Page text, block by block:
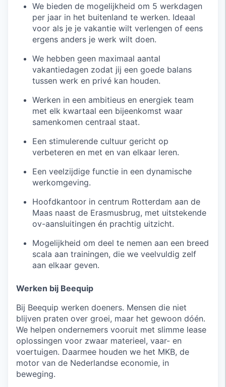
We bieden de mogelijkheid om 5 werkdagen
per jaar in het buitenland te werken. Ideaal
voor als je je vakantie wilt verlengen of eens
ergens anders je werk wilt doen.
We hebben geen maximaal aantal
vakantiedagen zodat jij een goede balans
tussen werk en privé kan houden.
Werken in een ambitieus en energiek team
met elk kwartaal een bijeenkomst waar
samenkomen centraal staat.
Een stimulerende cultuur gericht op
verbeteren en met en van elkaar leren.
Een veelzijdige functie in een dynamische
werkomgeving.
Hoofdkantoor in centrum Rotterdam aan de
Maas naast de Erasmusbrug, met uitstekende
ov-aansluitingen én prachtig uitzicht.
Mogelijkheid om deel te nemen aan een breed
scala aan trainingen, die we veelvuldig zelf
aan elkaar geven.
Werken bij Beequip
Bij Beequip werken doeners. Mensen die niet
blijven praten over groei, maar het gewoon dóén.
We helpen ondernemers vooruit met slimme lease
oplossingen voor zwaar materieel, vaar- en
voertuigen. Daarmee houden we het MKB, de
motor van de Nederlandse economie, in
beweging.